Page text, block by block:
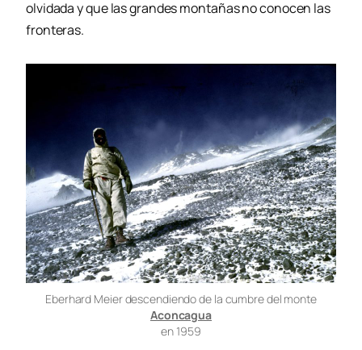
olvidada y que las grandes montañas no conocen las
fronteras.
Eberhard Meier descendiendo de la cumbre del monte
Aconcagua
en 1959